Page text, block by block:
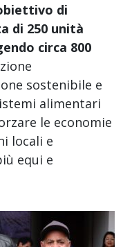
di
di 250 unità
circa 800
sostenibile e
alimentari
le economie
locali e
equi e